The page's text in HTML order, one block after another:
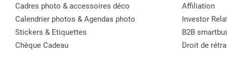
Cadres photo & accessoires déco
Calendrier photos & Agendas photo
Stickers & Etiquettes
Chèque Cadeau
Affiliation
Investor
B2B
Droit de